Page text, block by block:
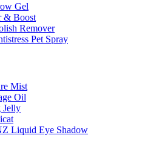
Gel
& Boost
Remover
Pet Spray
Mist
Oil
Jelly
Liquid Eye Shadow